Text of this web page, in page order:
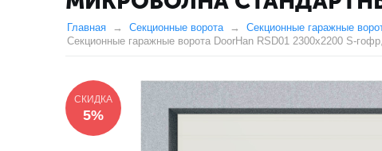
Главная Секционные ворота
Секционные гаражные
Секционные гаражные ворота DoorHan RSD01 2300x2200 S-
СКИДКА
5%